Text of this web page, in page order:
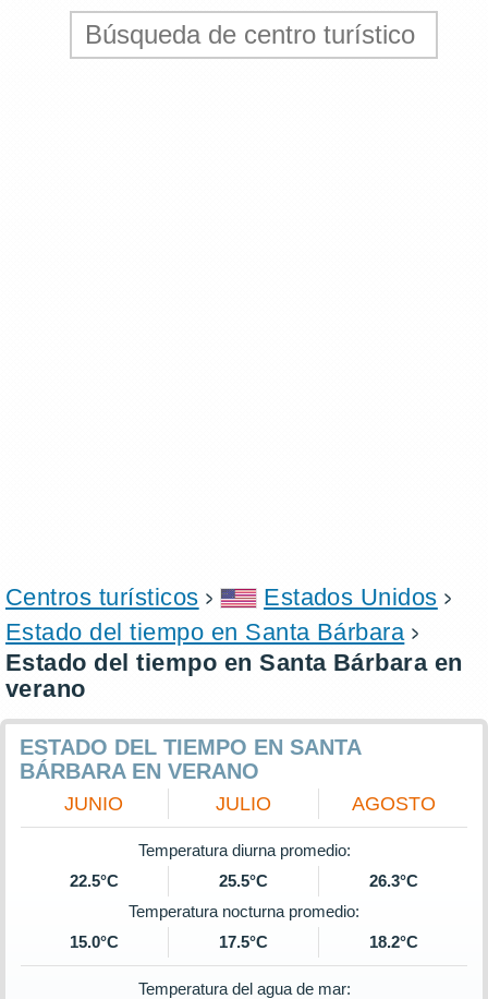
Centros turísticos
Estados Unidos
Estado del tiempo en Santa Bárbara
Estado del tiempo en Santa Bárbara en
verano
ESTADO DEL TIEMPO EN SANTA
BÁRBARA EN VERANO
JUNIO JULIO AGOSTO
Temperatura diurna promedio:
22.5°C
25.5°C
26.3°C
Temperatura nocturna promedio:
15.0°C
17.5°C 18.2°C
Temperatura del agua de mar: